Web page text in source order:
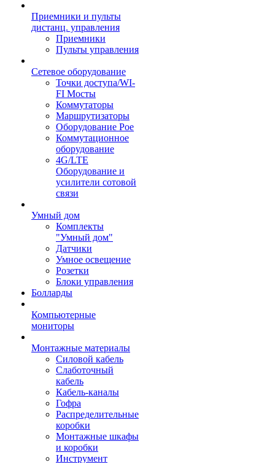
Приемники и пульты
дистанц. управления
Приемники
Пульты управления
Сетевое оборудование
Точки доступа/WI-
FI Мосты
Коммутаторы
Маршрутизаторы
Оборудование Poe
Коммутационное
оборудование
4G/LTE
Оборудование и
усилители сотовой
связи
Умный дом
Комплекты
"Умный дом"
Датчики
Умное освещение
Розетки
Блоки управления
Болларды
Компьютерные
мониторы
Монтажные материалы
Силовой кабель
Слаботочный
кабель
Кабель-каналы
Гофра
Распределительные
коробки
Монтажные шкафы
и коробки
Инструмент